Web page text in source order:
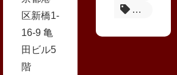
区新橋1-
16-9 亀
田ビル5
階
変身コン